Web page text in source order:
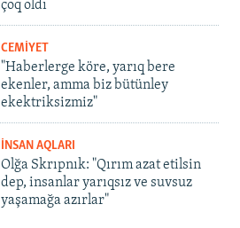
çoq oldı
CEMİYET
"Haberlerge köre, yarıq bere
ekenler, amma biz bütünley
ekektriksizmiz"
İNSAN AQLARI
Olğa Skrıpnık: "Qırım azat etilsin
dep, insanlar yarıqsız ve suvsuz
yaşamağa azırlar"